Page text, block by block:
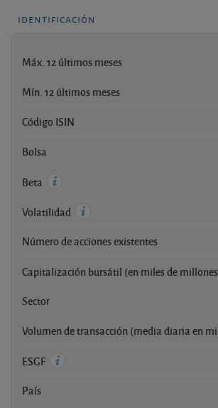
identificación
Máx. 12 últimos meses
Mín. 12 últimos meses
Código ISIN
Bolsa
Beta
Volatilidad
Número de acciones existentes
Capitalización bursátil (en miles de
Sector
Volumen de transacción (media diaria en
ESGF
País